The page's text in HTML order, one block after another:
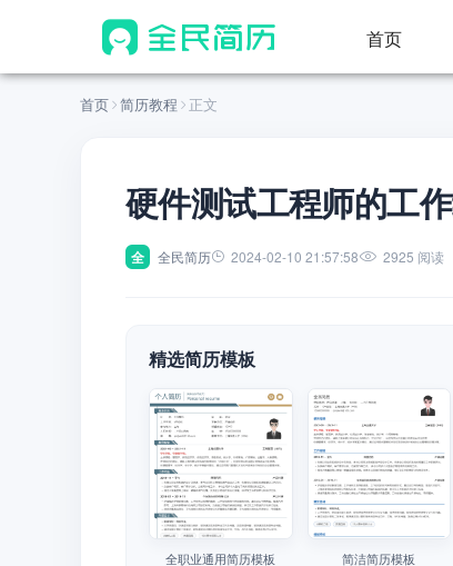
首页
首页 简历教程 正文
硬件测试工程师的工
全 全民简历 2024-02-10 21:57:58 2925 阅读
精选简历模板
全职业通用简历模板 简洁简历模板